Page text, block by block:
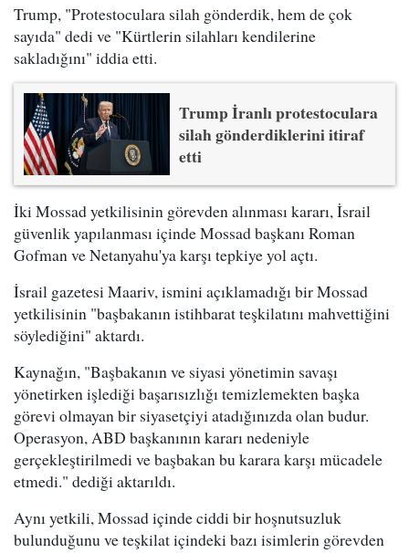
Trump, "Protestoculara silah gönderdik, hem de çok
sayıda" dedi ve "Kürtlerin silahları kendilerine
sakladığını" iddia etti.
Trump İranlı protestoculara
silah gönderdiklerini itiraf
etti
İki Mossad yetkilisinin görevden alınması kararı, İsrail
güvenlik yapılanması içinde Mossad başkanı Roman
Gofman ve Netanyahu'ya karşı tepkiye yol açtı.
İsrail gazetesi Maariv, ismini açıklamadığı bir Mossad
yetkilisinin "başbakanın istihbarat teşkilatını mahvettiğini
söylediğini" aktardı.
Kaynağın, "Başbakanın ve siyasi yönetimin savaşı
yönetirken işlediği başarısızlığı temizlemekten başka
görevi olmayan bir siyasetçiyi atadığınızda olan budur.
Operasyon, ABD başkanının kararı nedeniyle
gerçekleştirilmedi ve başbakan bu karara karşı mücadele
etmedi." dediği aktarıldı.
Aynı yetkili, Mossad içinde ciddi bir hoşnutsuzluk
bulunduğunu ve teşkilat içindeki bazı isimlerin görevden